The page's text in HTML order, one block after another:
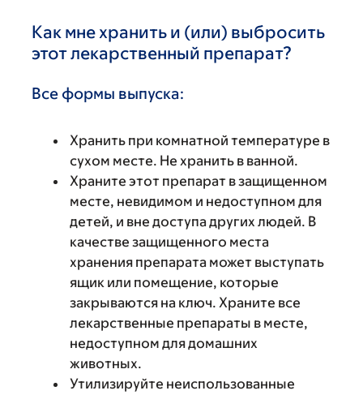
Как мне хранить и (или) выбросить
этот лекарственный препарат?
Все формы выпуска:
Хранить при комнатной температуре в
сухом месте. Не хранить в ванной.
Храните этот препарат в защищенном
месте, невидимом и недоступном для
детей, и вне доступа других людей. В
качестве защищенного места
хранения препарата может выступать
ящик или помещение, которые
закрываются на ключ. Храните все
лекарственные препараты в месте,
недоступном для домашних
животных.
Утилизируйте неиспользованные